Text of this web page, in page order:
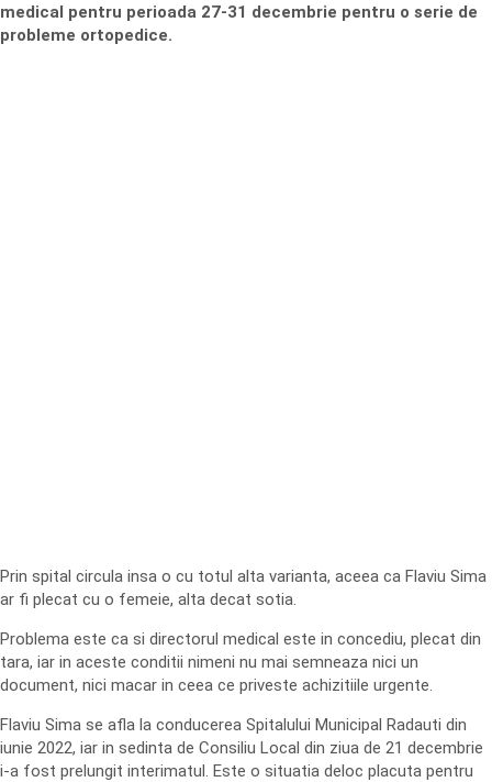
medical pentru perioada 27-31 decembrie pentru o serie de
probleme ortopedice.
Prin spital circula insa o cu totul alta varianta, aceea ca Flaviu Sima
ar fi plecat cu o femeie, alta decat sotia.
Problema este ca si directorul medical este in concediu, plecat din
tara, iar in aceste conditii nimeni nu mai semneaza nici un
document, nici macar in ceea ce priveste achizitiile urgente.
Flaviu Sima se afla la conducerea Spitalului Municipal Radauti din
iunie 2022, iar in sedinta de Consiliu Local din ziua de 21 decembrie
i-a fost prelungit interimatul. Este o situatia deloc placuta pentru